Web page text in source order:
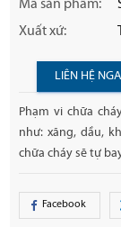
Mã sản phẩm:
Xuất xứ:
LIÊN HỆ
Phạm vi chữa
như: xăng, dầu,
chữa cháy sẽ tự
Facebook